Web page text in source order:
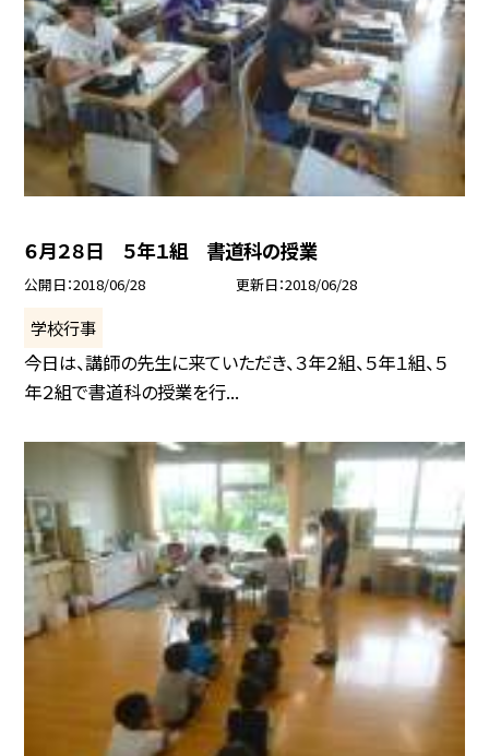
６月２８日 ５年１組 書道科の授業
公開日 2018/06/28 更新日 2018/06/28
学校行事
今日は、講師の先生に来ていただき、３年２組、５年１組、５
年２組で書道科の授業を行...